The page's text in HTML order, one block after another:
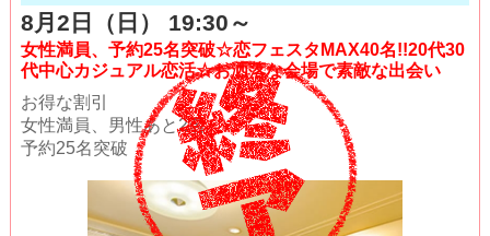
8月2日（日） 19:30～
女性満員、予約25名突破☆恋フェスタMAX40名!!20代30
代中心カジュアル恋活☆お洒落な会場で素敵な出会い
お得な割引
女性満員、男性あと2名
予約25名突破